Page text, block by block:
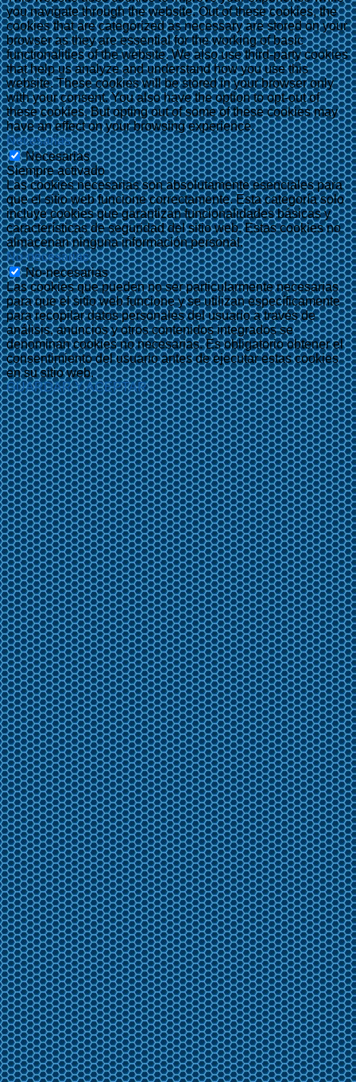
you navigate through the website. Out of these cookies, the
cookies that are categorized as necessary are stored on your
browser as they are essential for the working of basic
functionalities of the website. We also use third-party cookies
that help us analyze and understand how you use this
website. These cookies will be stored in your browser only
with your consent. You also have the option to opt-out of
these cookies. But opting out of some of these cookies may
have an effect on your browsing experience.
Necesarias
Necesarias
Siempre activado
Las cookies necesarias son absolutamente esenciales para
que el sitio web funcione correctamente. Esta categoría solo
incluye cookies que garantizan funcionalidades básicas y
características de seguridad del sitio web. Estas cookies no
almacenan ninguna información personal.
No-necesarias
No-necesarias
Las cookies que pueden no ser particularmente necesarias
para que el sitio web funcione y se utilizan específicamente
para recopilar datos personales del usuario a través de
análisis, anuncios y otros contenidos integrados se
denominan cookies no necesarias. Es obligatorio obtener el
consentimiento del usuario antes de ejecutar estas cookies
en su sitio web.
GUARDAR Y ACEPTAR